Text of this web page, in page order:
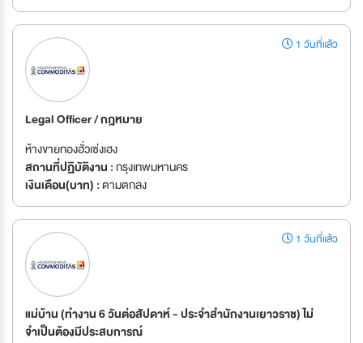
1 วันที่แล้ว
Legal Officer / กฎหมาย
ห้างขายทองฮั่วเซ่งเฮง
สถานที่ปฏิบัติงาน :กรุงเทพมหานคร
เงินเดือน(บาท) :ตามตกลง
1 วันที่แล้ว
แม่บ้าน (ทำงาน 6 วันต่อสัปดาห์ - ประจำสำนักงานเยาวราช) ไม่
จำเป็นต้องมีประสบการณ์